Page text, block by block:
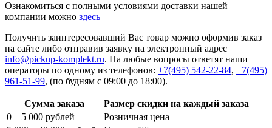
Ознакомиться с полными условиями доставки нашей
компании можно здесь
Получить заинтересовавший Вас товар можно оформив заказ
на сайте либо отправив заявку на электронный адрес
info@pickup-komplekt.ru. На любые вопросы ответят наши
операторы по одному из телефонов: +7(495) 542-22-84, +7(495)
961-51-99, (по будням с 09:00 до 18:00).
Сумма заказа
Размер скидки на каждый заказа
0 – 5 000 рублей
Розничная цена